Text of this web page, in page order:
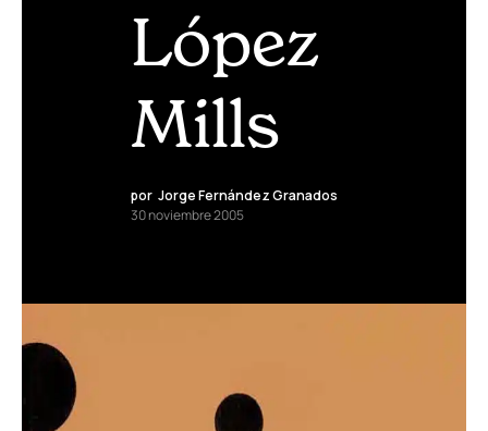
López
Mills
por Jorge Fernández Granados
30 noviembre 2005